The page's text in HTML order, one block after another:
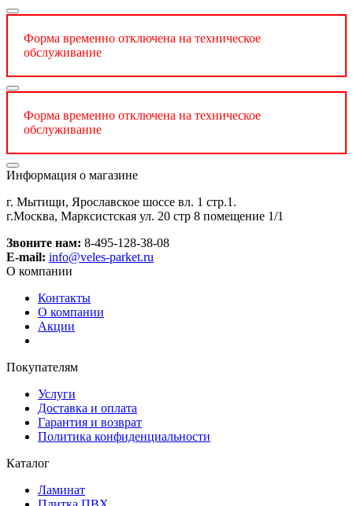
Форма временно отключена на техническое
обслуживание
Форма временно отключена на техническое
обслуживание
Информация о магазине
г. Мытищи, Ярославское шоссе вл. 1 стр.1.
г.Москва, Марксистская ул. 20 стр 8 помещение 1/1
Звоните нам: 8-495-128-38-08
E-mail: info@veles-parket.ru
О компании
Контакты
О компании
Акции
Покупателям
Услуги
Доставка и оплата
Гарантия и возврат
Политика конфиденциальности
Каталог
Ламинат